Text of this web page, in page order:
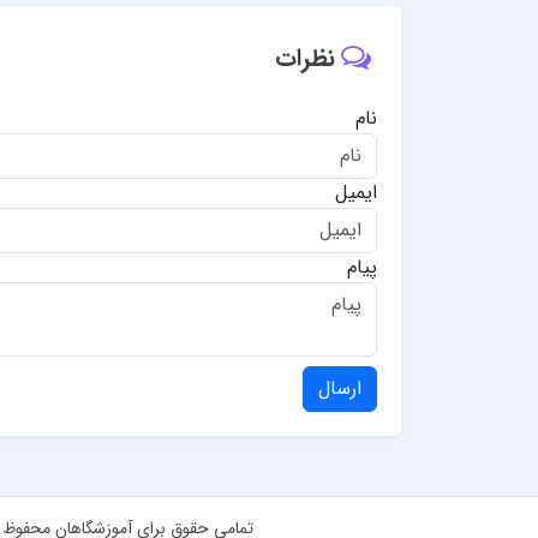
نظرات
نام
ایمیل
پیام
ارسال
تمامی حقوق برای آموزشگاهان